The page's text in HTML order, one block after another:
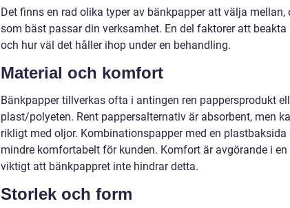
Det finns en rad olika typer av bänkpapper att välja
som bäst passar din verksamhet. En del faktorer att
och hur väl det håller ihop under en behandling.
Material och komfort
Bänkpapper tillverkas ofta i antingen ren pappersprodukt
plast/polyeten. Rent pappersalternativ är absorbent, men
rikligt med oljor. Kombinationspapper med en
mindre komfortabelt för kunden. Komfort är avgörande i
viktigt att bänkpappret inte hindrar detta.
Storlek och form